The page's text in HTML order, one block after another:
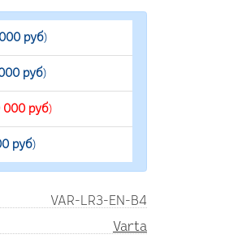
руб)
руб)
000 руб)
руб)
VAR-LR3-EN-B4
Varta